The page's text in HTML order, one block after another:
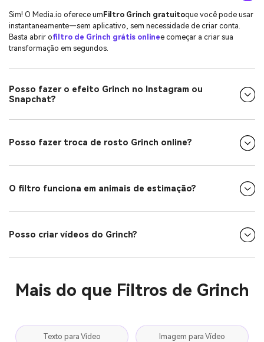
Sim! O Media.io oferece umFiltro Grinch gratuitoque você pode usar
instantaneamente—sem aplicativo, sem necessidade de criar conta.
Basta abrir ofiltro de Grinch grátis onlinee começar a criar sua
transformação em segundos.
Posso fazer o efeito Grinch no Instagram ou
Snapchat?
Posso fazer troca de rosto Grinch online?
O filtro funciona em animais de estimação?
Posso criar vídeos do Grinch?
Mais do que Filtros de Grinch
Texto para Vídeo Imagem para Vídeo